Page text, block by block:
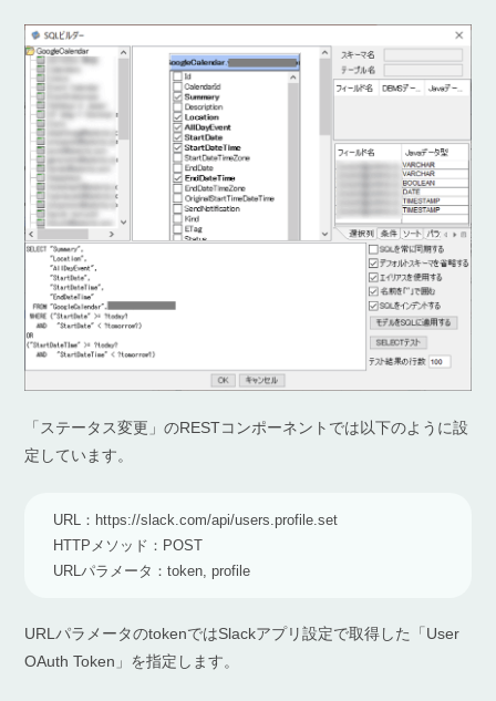
「ステータス変更」のRESTコンポーネントでは以下のように設
定しています。
URL：https://slack.com/api/users.profile.set
HTTPメソッド：POST
URLパラメータ：token, profile
URLパラメータのtokenではSlackアプリ設定で取得した「User
OAuth Token」を指定します。